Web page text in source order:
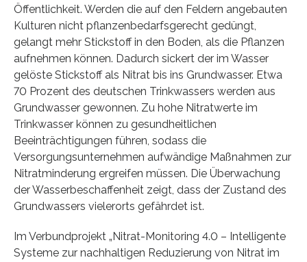
Öffentlichkeit. Werden die auf den Feldern angebauten
Kulturen nicht pflanzenbedarfsgerecht gedüngt,
gelangt mehr Stickstoff in den Boden, als die Pflanzen
aufnehmen können. Dadurch sickert der im Wasser
gelöste Stickstoff als Nitrat bis ins Grundwasser. Etwa
70 Prozent des deutschen Trinkwassers werden aus
Grundwasser gewonnen. Zu hohe Nitratwerte im
Trinkwasser können zu gesundheitlichen
Beeinträchtigungen führen, sodass die
Versorgungsunternehmen aufwändige Maßnahmen zur
Nitratminderung ergreifen müssen. Die Überwachung
der Wasserbeschaffenheit zeigt, dass der Zustand des
Grundwassers vielerorts gefährdet ist.
Im Verbundprojekt „Nitrat-Monitoring 4.0 – Intelligente
Systeme zur nachhaltigen Reduzierung von Nitrat im